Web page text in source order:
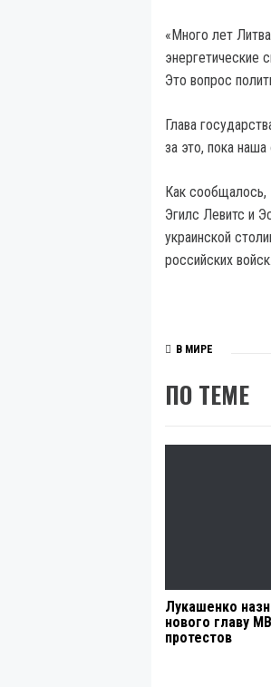
«Много лет
энергетические
Это вопрос
Глава
за это, пока
Как сообщалось,
Эгилс Левитс и
украинской
российских войск.
В МИРЕ
ПО ТЕМЕ
Лукашенко
нового главу
протестов